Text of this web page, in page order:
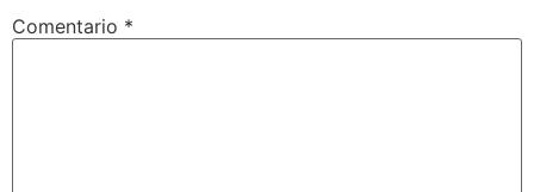
Comentario *